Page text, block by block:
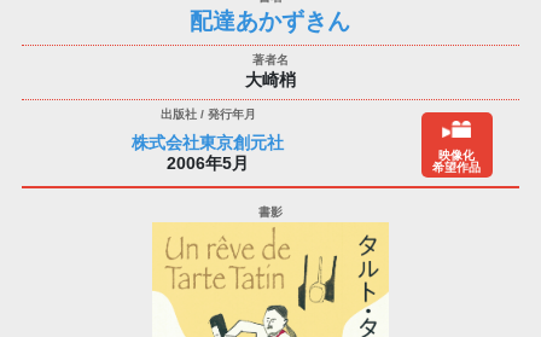
配達あかずきん
大崎梢
株式会社東京創元社
2006年5月
映像化
希望作品